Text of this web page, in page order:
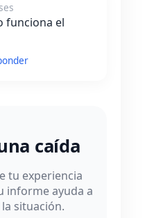
funciona el
caída
tu experiencia
informe ayuda a
situación.